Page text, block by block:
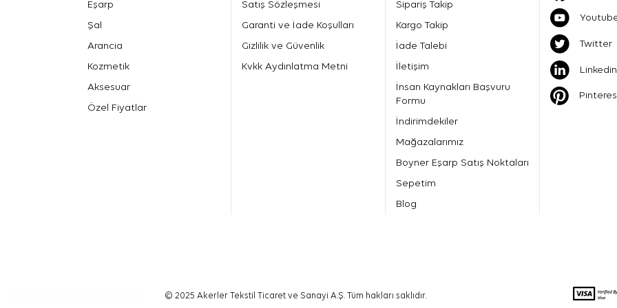
Eşarp
Şal
Arancia
Kozmetik
Aksesuar
Özel Fiyatlar
Satış Sözleşmesi
Garanti ve İade Koşulları
Gizlilik ve Güvenlik
Kvkk Aydınlatma Metni
Sipariş Takip
Kargo Takip
İade Talebi
İletişim
İnsan Kaynakları Başvuru
Formu
İndirimdekiler
Mağazalarımız
Boyner Eşarp Satış Noktaları
Sepetim
Blog
Twitter
Linkedin
© 2025 Akerler Tekstil Ticaret ve Sanayi A.Ş. Tüm hakları saklıdır.